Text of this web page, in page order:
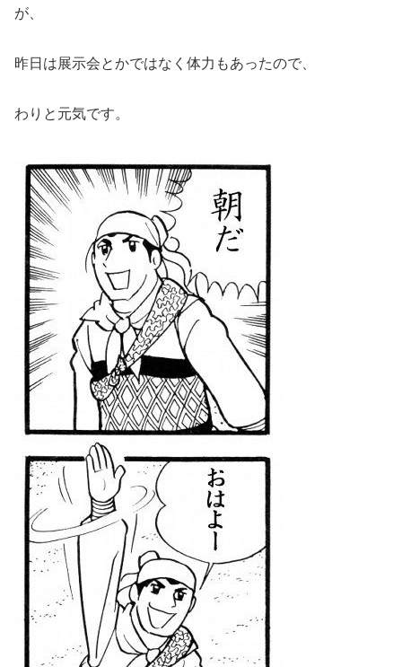
が、
昨日は展示会とかではなく体力もあったので、
わりと元気です。